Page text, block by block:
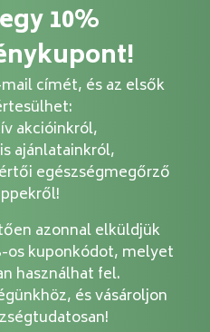
10%
címét, és az elsők
akcióinkról,
ajánlatainkról,
egészségmegőrző
azonnal elküldjük
os kuponkódot, melyet
használhat fel.
és vásároljon